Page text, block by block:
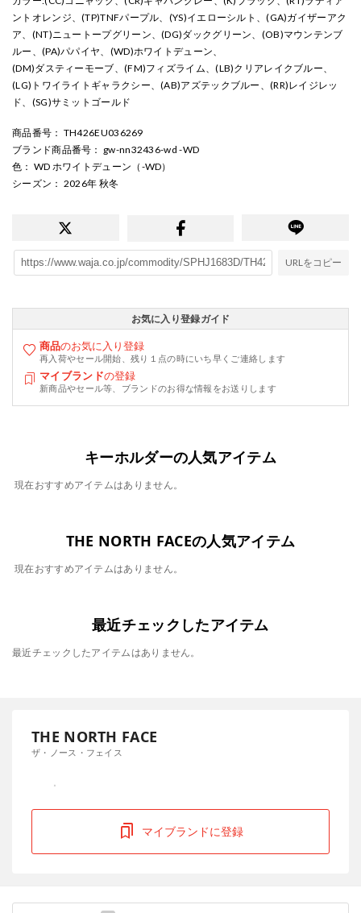
ントオレンジ、(TP)TNFパープル、(YS)イエローシルト、(GA)ガイザーアク
ア、(NT)ニュートープグリーン、(DG)ダックグリーン、(OB)マウンテンブ
ルー、(PA)パパイヤ、(WD)ホワイトデューン、
(DM)ダスティーモーブ、(FM)フィズライム、(LB)クリアレイクブルー、
(LG)トワイライトギャラクシー、(AB)アズテックブルー、(RR)レイジレッ
ド、(SG)サミットゴールド
商品番号 ： TH426EU036269
ブランド商品番号 ： gw-nn32436-wd -WD
色 ： WD ホワイトデューン（-WD）
シーズン ： 2026年 秋冬
URLをコピー
お気に入り登録ガイド
商品のお気に入り登録
再入荷やセール開始、残り１点の時にいち早くご連絡します
マイブランドの登録
新商品やセール等、ブランドのお得な情報をお送りします
キーホルダーの人気アイテム
現在おすすめアイテムはありません。
THE NORTH FACEの人気アイテム
現在おすすめアイテムはありません。
最近チェックしたアイテム
最近チェックしたアイテムはありません。
THE NORTH FACE
ザ・ノース・フェイス
マイブランドに登録